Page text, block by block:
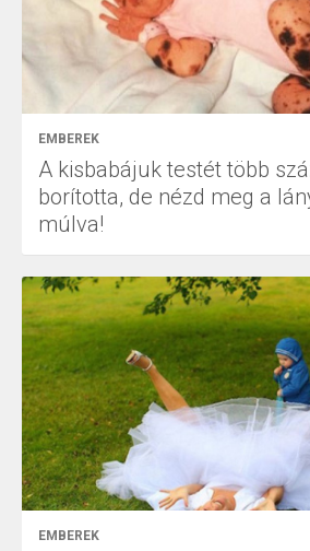
EMBEREK
A kisbabájuk testét több
borította, de nézd meg a
múlva!
EMBEREK